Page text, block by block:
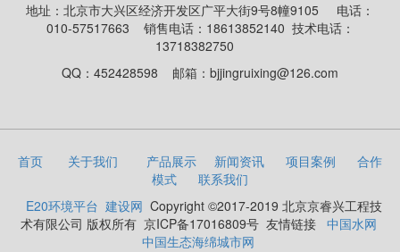
地址：北京市大兴区经济开发区广平大街9号8幢9105
电话：
010-57517663
销售电话：18613852140 技术电话：
13718382750
QQ：452428598 邮箱：bjjingruixing@126.com
首页 关于我们 产品展示 新闻资讯 项目案例
合作
模式
联系我们
E20环境平台 建设网 Copyright ©2017-2019 北京京睿兴工程技
术有限公司 版权所有 京ICP备17016809号 友情链接 中国水网
中国生态海绵城市网